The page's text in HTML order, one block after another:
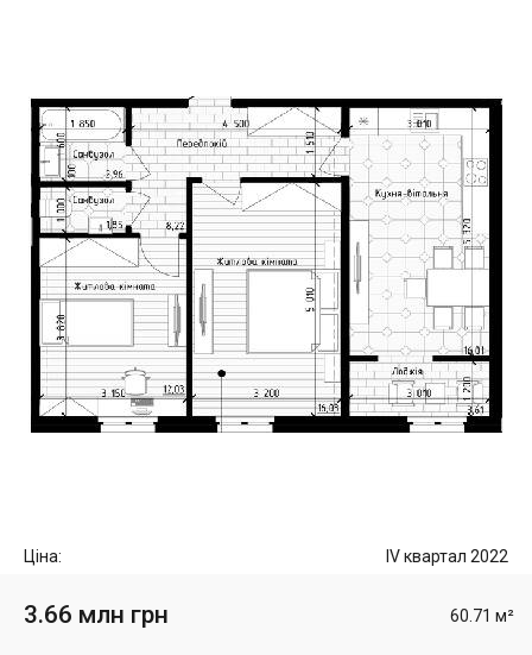
Ціна: IV квартал 2022
3.66 млн грн 60.71 м²